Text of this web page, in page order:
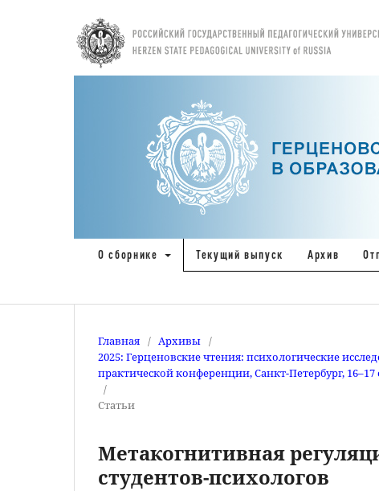
О сборнике Текущий выпуск Архив
Главная / Архивы /
2025: Герценовские чтения: психологические
практической конференции, Санкт-Петербург, 16–17
/
Статьи
Метакогнитивная
студентов-психологов